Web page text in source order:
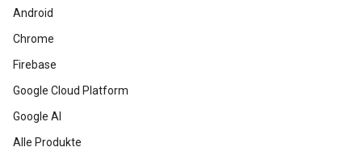
Android
Chrome
Firebase
Google Cloud Platform
Google AI
Alle Produkte